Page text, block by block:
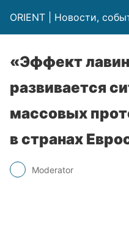
ORIENT | Новости,
«Эффект
развивается
массовых
в странах
Moderator